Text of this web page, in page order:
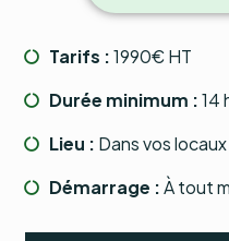
Tarifs :1990€ HT
Durée minimum :14
Lieu : Dans vos locaux
Démarrage :À tout